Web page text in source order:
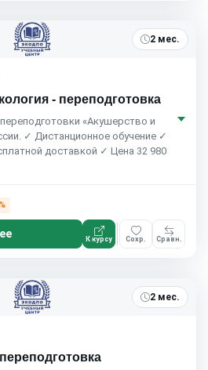
2 мес.
- переподготовка
«Акушерство и
✓ Дистанционное обучение ✓
доставкой ✓ Цена 32 980
К курсу Сохр. Сравн.
2 мес.